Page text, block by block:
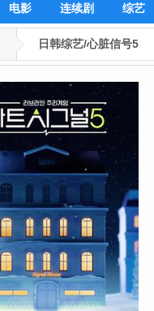
电影 连续剧 综艺
日韩综艺/心脏信号5